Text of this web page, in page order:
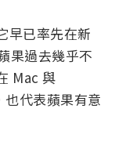
早已率先在新
果過去幾乎不
Mac 與
代表蘋果有意